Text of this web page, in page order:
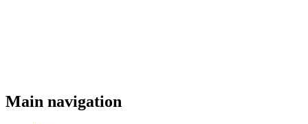
Main navigation